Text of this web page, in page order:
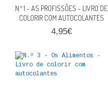
POLÍTICA
CIÊNCIA POLITICA
RELAÇÕES INTERNACIONAIS
COLEÇÃO ATENA
N.º 1 - AS PROFISSÕES - LIVRO DE
COLORIR COM AUTOCOLANTES
4,95€